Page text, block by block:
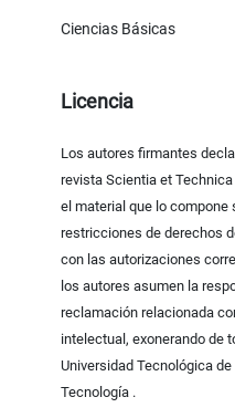
Ciencias Básicas
Licencia
Los autores firmantes
revista Scientia et
el material que lo compone
restricciones de derechos
con las autorizaciones
los autores asumen la
reclamación relacionada
intelectual, exonerando de
Universidad Tecnológica
Tecnología .